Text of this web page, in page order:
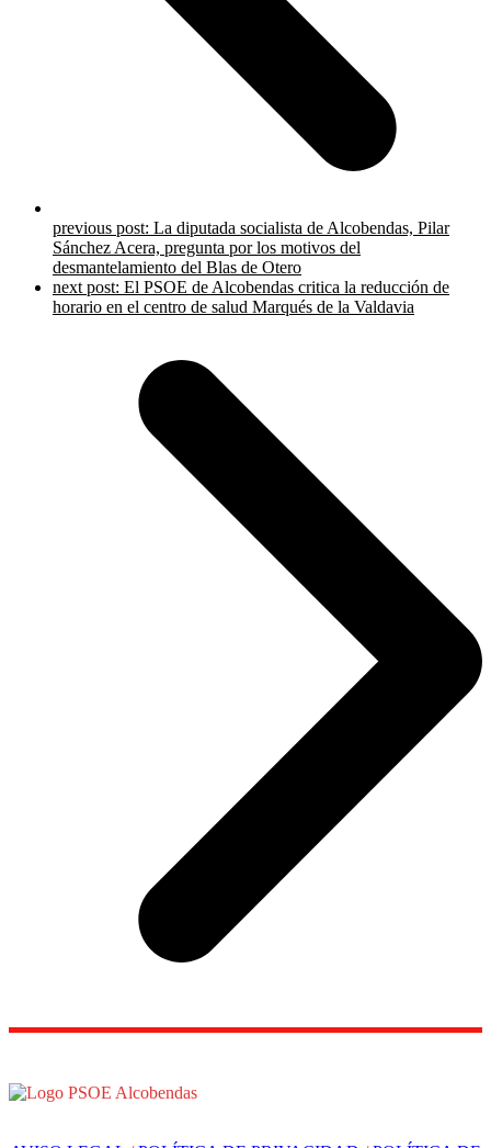
previous post: La diputada socialista de Alcobendas, Pilar
Sánchez Acera, pregunta por los motivos del
desmantelamiento del Blas de Otero
next post: El PSOE de Alcobendas critica la reducción de
horario en el centro de salud Marqués de la Valdavia